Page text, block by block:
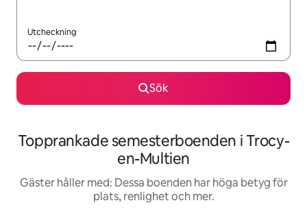
Utcheckning
Sök
Topprankade semesterboenden i Trocy-
en-Multien
Gäster håller med: Dessa boenden har höga betyg för
plats, renlighet och mer.